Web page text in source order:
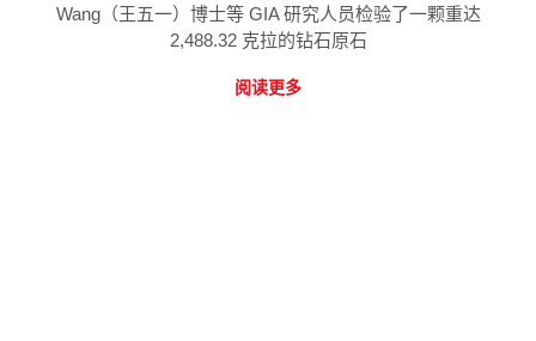
Wang（王五一）博士等 GIA 研究人员检验了一颗重达
2,488.32 克拉的钻石原石
阅读更多